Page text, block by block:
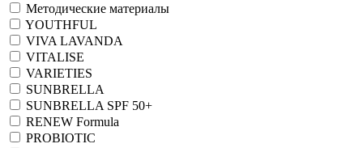
Методические материалы
YOUTHFUL
VIVA LAVANDA
VITALISE
VARIETIES
SUNBRELLA
SUNBRELLA SPF 50+
RENEW Formula
PROBIOTIC